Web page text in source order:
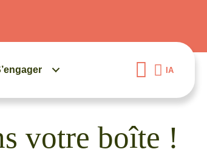
IA
votre boîte !